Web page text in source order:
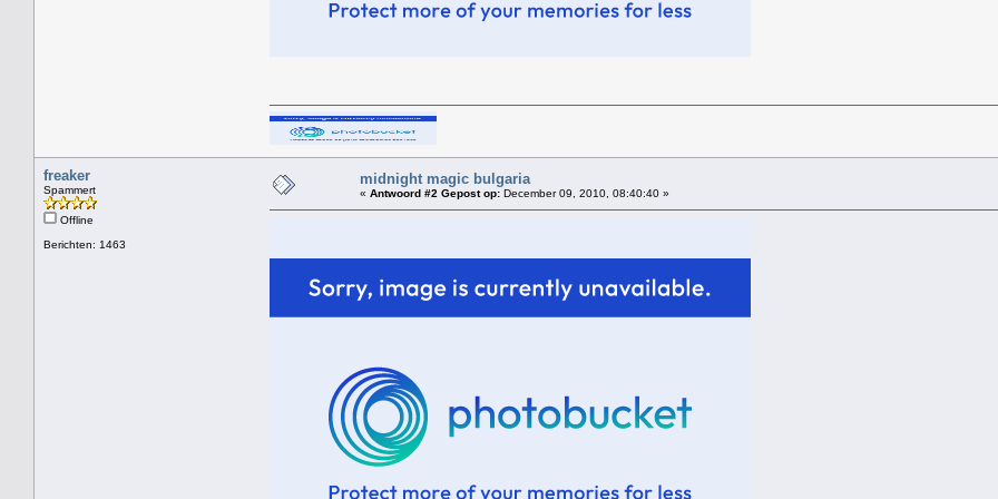
freaker
Spammert
Offline
Berichten: 1463
midnight magic bulgaria
« Antwoord #2 Gepost op: December 09, 2010, 08:40:40 »